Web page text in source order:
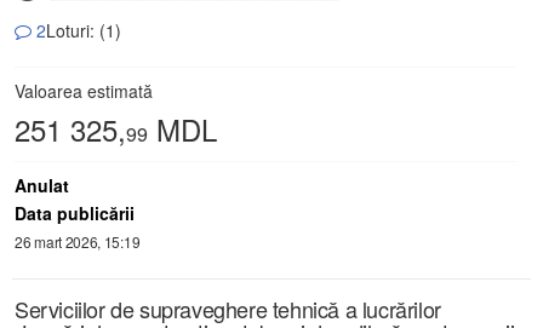
2Loturi: (1)
Valoarea estimată
251 325,99 MDL
Anulat
Data publicării
26 mart 2026, 15:19
Serviciilor de supraveghere tehnică a lucrărilor